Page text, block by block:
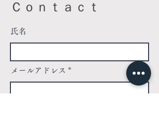
Ｃｏｎｔａｃｔ
氏名
メールアドレス